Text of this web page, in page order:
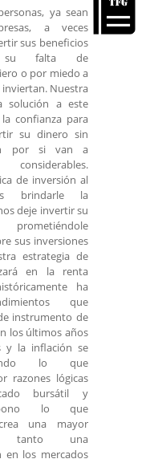
ya sean
a veces
sus beneficios
falta de
o por miedo a
Nuestra
solución a este
confianza para
su dinero sin
por si van a
de inversión al
brindarle la
deje invertir su
sus inversiones
estrategia de
en la renta
ha
que
instrumento de
los últimos años
y la inflación se
lo que
razones lógicas
bursátil y
lo que
una mayor
tanto una
en los mercados